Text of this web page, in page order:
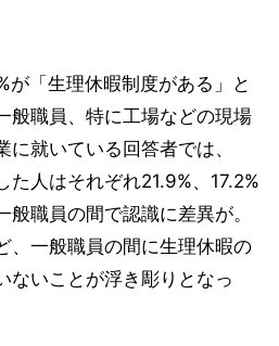
が「生理休暇制度がある」と
般職員、特に工場などの現場
就いている回答者では、
た人はそれぞれ21.9%、17.2%
職員の間で認識に差異が。
、一般職員の間に生理休暇の
ないことが浮き彫りとなっ